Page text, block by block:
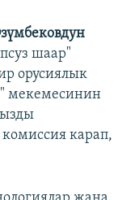
шаар"
орусиялык
мекемесинин
карап,